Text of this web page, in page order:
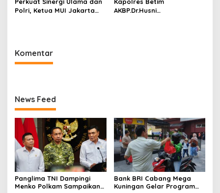
Polri, Ketua MUI Jakarta
AKBP.Dr.Husni
Komentar
News Feed
Panglima TNI Dampingi
Menko Polkam Sampaikan
Bank BRI Cabang Mega
Kuningan Gelar Program